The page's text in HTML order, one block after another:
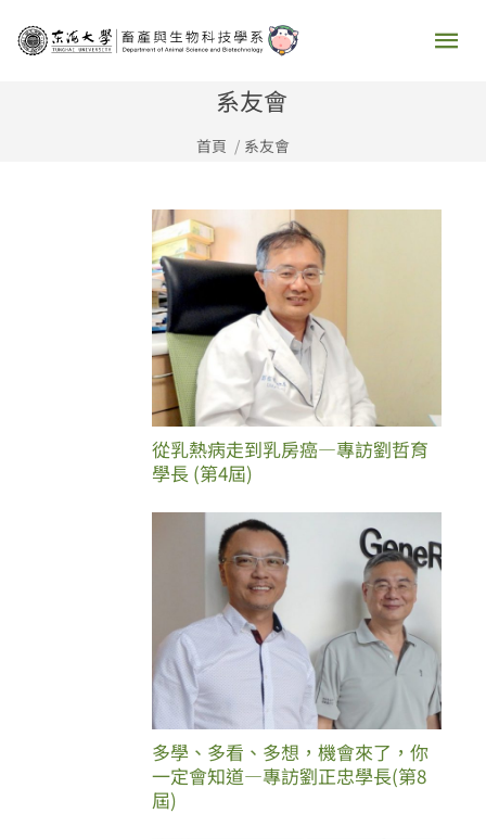
主
單
系友會
首頁 系友會
從乳熱病走到乳房癌—專訪劉哲育
學長 (第4屆)
多學、多看、多想，機會來了，你
一定會知道—專訪劉正忠學長(第8
屆)